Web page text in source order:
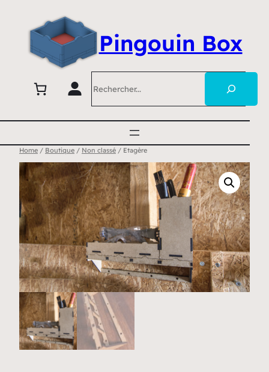
Pingouin Box
Home / Boutique / Non classé / Etagère